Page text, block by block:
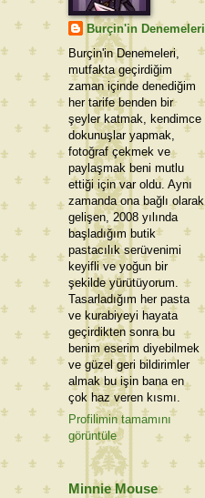
Burçin'in Denemeleri
Burçin'in Denemeleri,
mutfakta geçirdiğim
zaman içinde denediğim
her tarife benden bir
şeyler katmak, kendimce
dokunuşlar yapmak,
fotoğraf çekmek ve
paylaşmak beni mutlu
ettiği için var oldu. Aynı
zamanda ona bağlı olarak
gelişen, 2008 yılında
başladığım butik
pastacılık serüvenimi
keyifli ve yoğun bir
şekilde yürütüyorum.
Tasarladığım her pasta
ve kurabiyeyi hayata
geçirdikten sonra bu
benim eserim diyebilmek
ve güzel geri bildirimler
almak bu işin bana en
çok haz veren kısmı.
Profilimin tamamını
görüntüle
Minnie Mouse